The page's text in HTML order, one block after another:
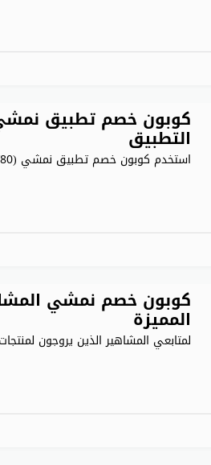
التطبيق
استخدم كوبون خصم تطبيق نمشي (THJ80) للحصول على خصم يصل
المميزة
لمتابعي المشاهير الذين يروجون